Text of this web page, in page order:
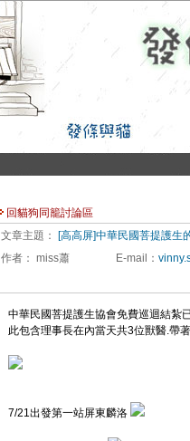
回貓狗同籠討論區
文章主題：
[高高屏]中華民國菩提護生
作者： miss蕭 E-mail ：
中華民國菩提護生協會免費巡迴結紮
此包含理事長在內當天共3位獸醫.帶
7/21出發第一站屏東麟洛